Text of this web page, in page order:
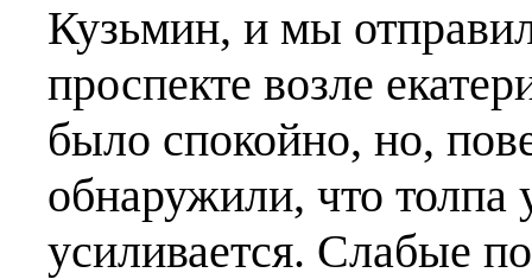
Кузьмин, и мы
проспекте возле
было спокойно, но,
обнаружили, что толпа
усиливается. Слабые